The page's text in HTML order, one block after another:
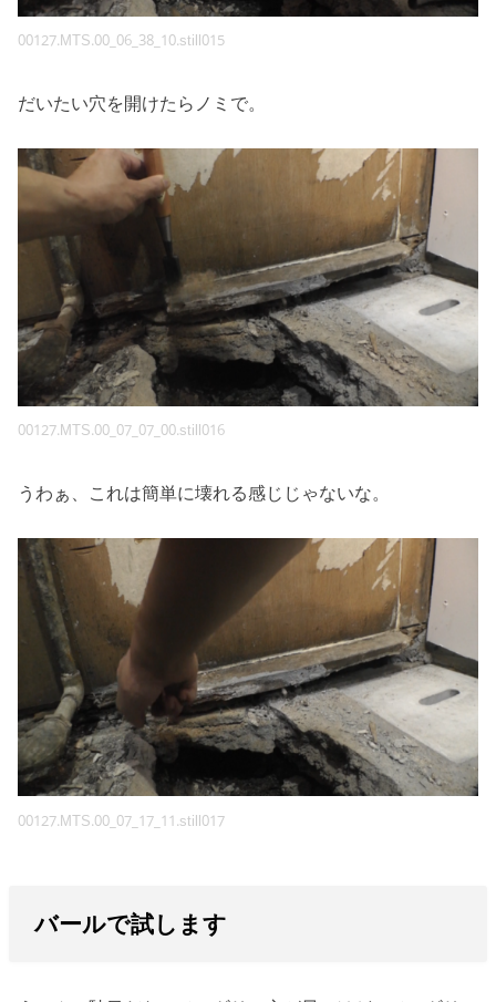
00127.MTS.00_06_38_10.still015
だいたい穴を開けたらノミで。
00127.MTS.00_07_07_00.still016
うわぁ、これは簡単に壊れる感じじゃないな。
00127.MTS.00_07_17_11.still017
バールで試します